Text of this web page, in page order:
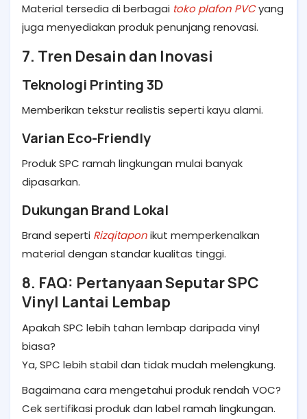
Material tersedia di berbagai toko plafon PVCyang
juga menyediakan produk penunjang renovasi.
7. Tren Desain dan Inovasi
Teknologi Printing 3D
Memberikan tekstur realistis seperti kayu alami.
Varian Eco-Friendly
Produk SPC ramah lingkungan mulai banyak
dipasarkan.
Dukungan Brand Lokal
Brand seperti Rizqitaponikut memperkenalkan
material dengan standar kualitas tinggi.
8. FAQ: Pertanyaan Seputar SPC
Vinyl Lantai Lembap
Apakah SPC lebih tahan lembap daripada vinyl
biasa?
Ya, SPC lebih stabil dan tidak mudah melengkung.
Bagaimana cara mengetahui produk rendah VOC?
Cek sertifikasi produk dan label ramah lingkungan.